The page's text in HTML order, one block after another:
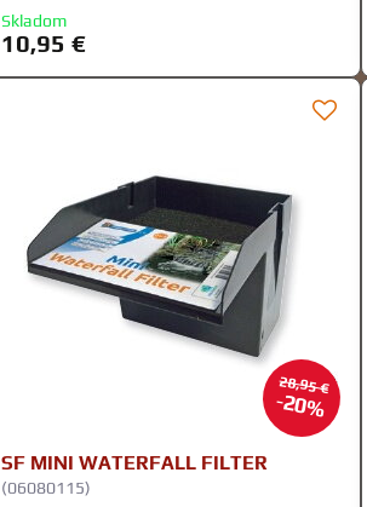
Skladom
10,95 €
28,95 €
20%
SF MINI WATERFALL FILTER
(06080115)